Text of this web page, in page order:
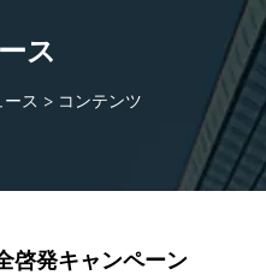
ス
ース > コンテンツ
啓発キャンペーン